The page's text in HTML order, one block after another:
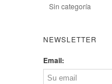
Sin categoría
NEWSLETTER
Email: